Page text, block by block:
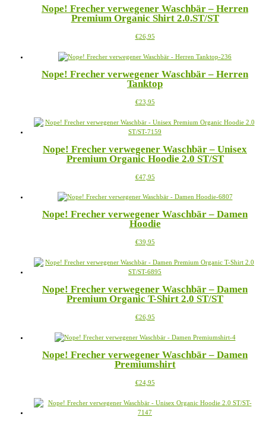
gewählt
werden
auf.
Die
können
der
gewählt
werden
Nope! Frecher verwegener Waschbär – Herren
Premium Organic Shirt 2.0.ST/ST
€26,95Dieses
weist
Varianten
auf.
Optionen
auf
der
gewählt
werden
Nope! Frecher verwegener Waschbär – Herren
Tanktop
€23,95Dieses
weist
mehrere
auf.
Die
können
der
gewählt
werden
Nope! Frecher verwegener Waschbär – Unisex
Premium Organic Hoodie 2.0 ST/ST
€47,95Dieses
weist
Varianten
auf.
Optionen
auf
der
gewählt
werden
Nope! Frecher verwegener Waschbär – Damen
Hoodie
€39,95Dieses
weist
mehrere
auf.
Die
können
der
gewählt
werden
Nope! Frecher verwegener Waschbär – Damen
Premium Organic T-Shirt 2.0 ST/ST
€26,95Dieses
weist
Varianten
auf.
Optionen
auf
Nope! Frecher verwegener Waschbär – Damen
Premiumshirt
€24,95Dieses
weist